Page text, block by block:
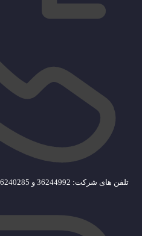
تلفن های شرکت: 36244992 و 03136240285 و 09125773672